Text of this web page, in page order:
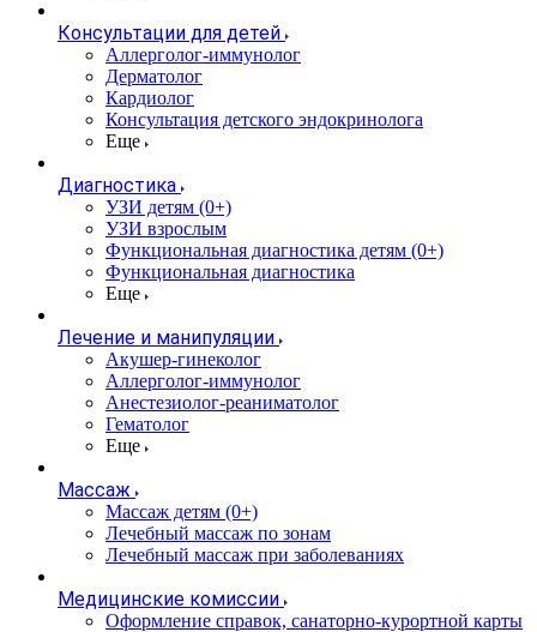
Консультации для детей
Аллерголог-иммунолог
Дерматолог
Кардиолог
Консультация детского эндокринолога
Еще
Диагностика
УЗИ детям (0+)
УЗИ взрослым
Функциональная диагностика детям (0+)
Функциональная диагностика
Еще
Лечение и манипуляции
Акушер-гинеколог
Аллерголог-иммунолог
Анестезиолог-реаниматолог
Гематолог
Еще
Массаж
Массаж детям (0+)
Лечебный массаж по зонам
Лечебный массаж при заболеваниях
Медицинские комиссии
Оформление справок, санаторно-курортной карты